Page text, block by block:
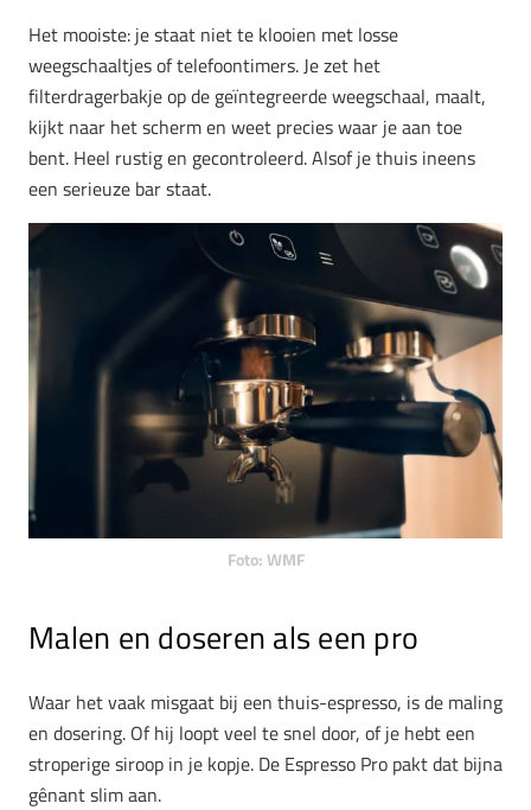
Het mooiste: je staat niet te klooien met losse
weegschaaltjes of telefoontimers. Je zet het
filterdragerbakje op de geïntegreerde weegschaal, maalt,
kijkt naar het scherm en weet precies waar je aan toe
bent. Heel rustig en gecontroleerd. Alsof je thuis ineens
een serieuze bar staat.
Foto: WMF
Malen en doseren als een pro
Waar het vaak misgaat bij een thuis-espresso, is de maling
en dosering. Of hij loopt veel te snel door, of je hebt een
stroperige siroop in je kopje. De Espresso Pro pakt dat bijna
gênant slim aan.